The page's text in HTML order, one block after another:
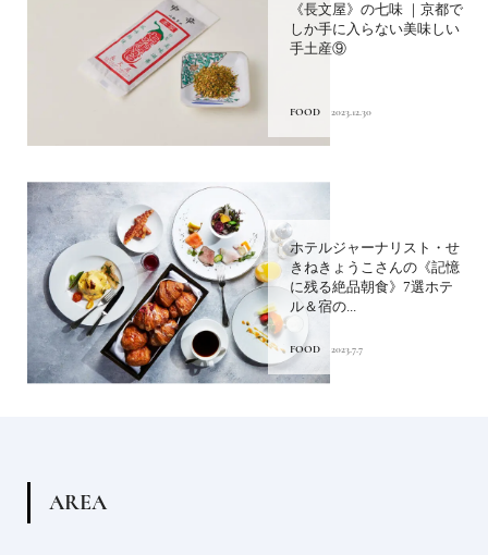
《長文屋》の七味 ｜京都で
しか手に入らない美味しい
手土産⑨
FOOD 2023.12.30
ホテルジャーナリスト・せ
きねきょうこさんの《記憶
に残る絶品朝食》7選ホテ
ル＆宿の...
FOOD 2023.7.7
AREA